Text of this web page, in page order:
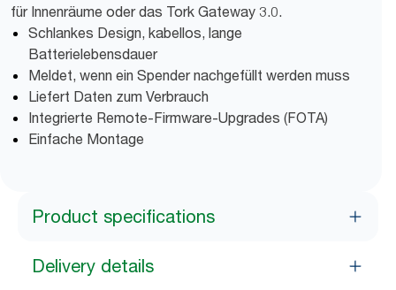
für Innenräume oder das Tork Gateway 3.0.
Schlankes Design, kabellos, lange
Batterielebensdauer
Meldet, wenn ein Spender nachgefüllt werden muss
Liefert Daten zum Verbrauch
Integrierte Remote-Firmware-Upgrades (FOTA)
Einfache Montage
Product specifications
Delivery details